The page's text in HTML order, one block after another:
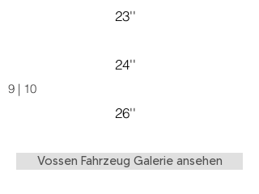
23''
24''
9 | 10
26''
Vossen Fahrzeug Galerie ansehen